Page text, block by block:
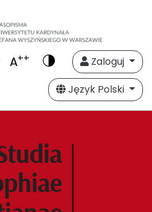
A++
Zaloguj
Język Polski